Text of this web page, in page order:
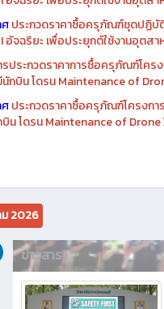
ศประกวดราคาซื้อครุภัณฑ์เครื่อง
รอนิกส์ (e-bidding)
รประกวดราคาซื้อครุภัณฑ์ชุดปฏิบั
อัจฉริยะ เพื่อประยุกต์ใช้งานอุตส
ศประกวดราคาซื้อครุภัณฑ์ชุดปฏิบั
อัจฉริยะ เพื่อประยุกต์ใช้งานอุตส
รประกวดราคาการซื้อครุภัณฑ์โคร
บิน โดรน Maintenance of
ม 2026